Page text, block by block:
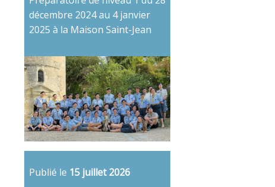
décembre 2024 au 4 janvier
2025 à la Maison Saint-Jean
Publié le 15 juillet 2026